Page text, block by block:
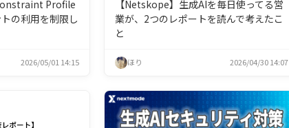
Profile
の利用を制限し
2026/05/01 14:15
【Netskope】生成AIを毎日使ってる営
業が、2つのレポートを読んで考えたこ
と
ほり 2026/04/30 14:07